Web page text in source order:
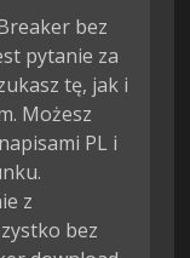
bez
pytanie za
tę, jak i
Możesz
PL i
z
bez